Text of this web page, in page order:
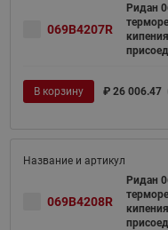
069B4207R
Ридан
В корзину ₽ 26 006.47
069B4208R
Ридан